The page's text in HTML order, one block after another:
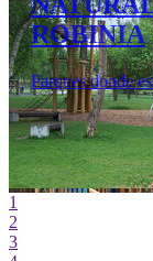
La madera de
seguridad
1
2
3